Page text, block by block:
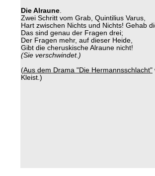
Die Alraune.
Zwei Schritt vom Grab, Quintilius Varus,
Hart zwischen Nichts und Nichts! Gehab
Das sind genau der Fragen drei;
Der Fragen mehr, auf dieser Heide,
Gibt die cheruskische Alraune nicht!
(Sie verschwindet.)
(Aus dem Drama "Die Hermannsschlacht"
Kleist.)